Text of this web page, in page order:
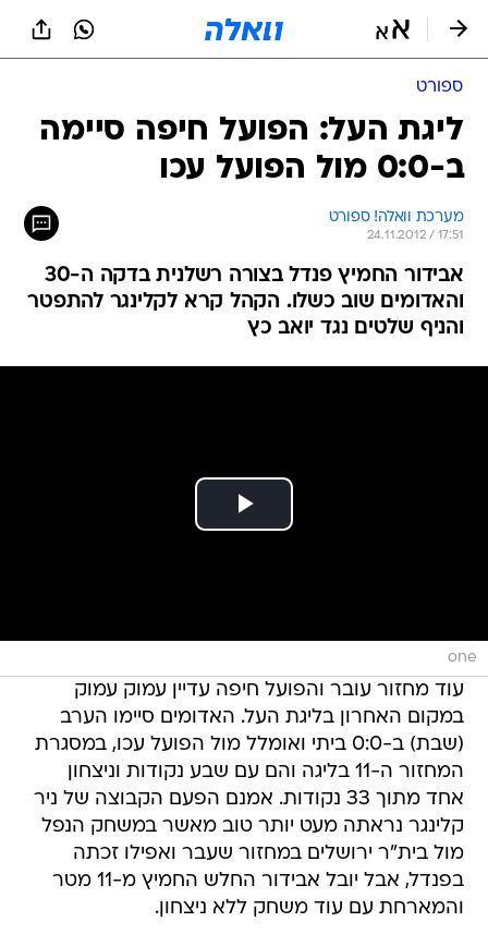
ספורט
ליגת העל: הפועל חיפה סיימה
ב-0:0 מול הפועל עכו
מערכת וואלה! ספורט
24.11.2012 / 17:51
אבידור החמיץ פנדל בצורה רשלנית בדקה ה-30
והאדומים שוב כשלו. הקהל קרא לקלינגר להתפטר
והניף שלטים נגד יואב כץ
one
עוד מחזור עובר והפועל חיפה עדיין עמוק עמוק
במקום האחרון בליגת העל. האדומים סיימו הערב
(שבת) ב-0:0 ביתי ואומלל מול הפועל עכו, במסגרת
המחזור ה-11 בליגה והם עם שבע נקודות וניצחון
אחד מתוך 33 נקודות. אמנם הפעם הקבוצה של ניר
קלינגר נראתה מעט יותר טוב מאשר במשחק הנפל
מול בית"ר ירושלים במחזור שעבר ואפילו זכתה
בפנדל, אבל יובל אבידור החלש החמיץ מ-11 מטר
והמארחת עם עוד משחק ללא ניצחון.